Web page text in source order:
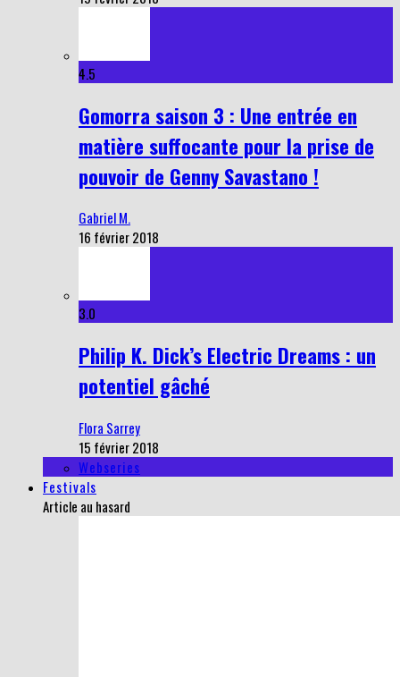
4.5
Gomorra saison 3 : Une entrée en
matière suffocante pour la prise de
pouvoir de Genny Savastano !
Gabriel M.
16 février 2018
3.0
Philip K. Dick’s Electric Dreams : un
potentiel gâché
Flora Sarrey
15 février 2018
Webseries
Festivals
Article au hasard